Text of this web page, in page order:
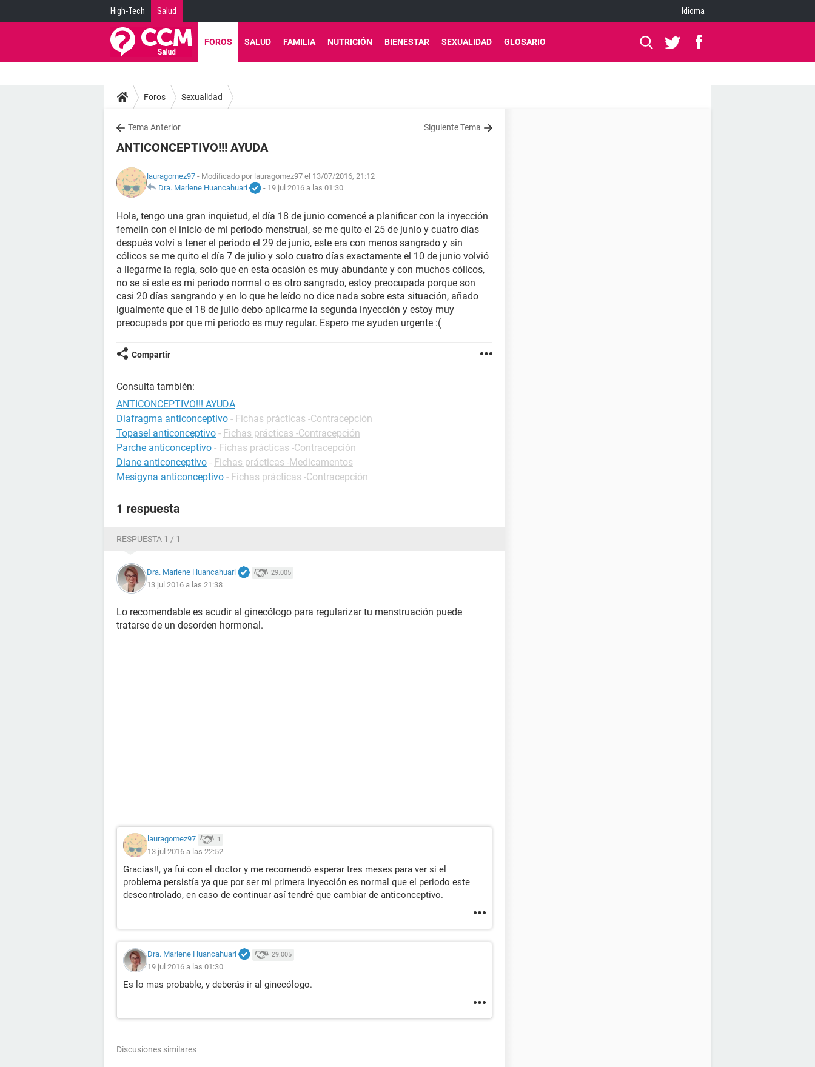
High-Tech Salud Idioma
FOROS SALUD FAMILIA NUTRICIÓN BIENESTAR SEXUALIDAD GLOSARIO
Foros Sexualidad
Tema Anterior Siguiente Tema
ANTICONCEPTIVO!!! AYUDA
lauragomez97 - Modificado por lauragomez97 el 13/07/2016, 21:12
Dra. Marlene Huancahuari
- 19 jul 2016 a las 01:30
Hola, tengo una gran inquietud, el día 18 de junio comencé a planificar con la inyección
femelin con el inicio de mi periodo menstrual, se me quito el 25 de junio y cuatro días
después volví a tener el periodo el 29 de junio, este era con menos sangrado y sin
cólicos se me quito el día 7 de julio y solo cuatro días exactamente el 10 de junio volvió
a llegarme la regla, solo que en esta ocasión es muy abundante y con muchos cólicos,
no se si este es mi periodo normal o es otro sangrado, estoy preocupada porque son
casi 20 días sangrando y en lo que he leído no dice nada sobre esta situación, añado
igualmente que el 18 de julio debo aplicarme la segunda inyección y estoy muy
preocupada por que mi periodo es muy regular. Espero me ayuden urgente :(
Compartir
Consulta también:
ANTICONCEPTIVO!!! AYUDA
Diafragma anticonceptivo - Fichas prácticas -Contracepción
Topasel anticonceptivo - Fichas prácticas -Contracepción
Parche anticonceptivo - Fichas prácticas -Contracepción
Diane anticonceptivo - Fichas prácticas -Medicamentos
Mesigyna anticonceptivo - Fichas prácticas -Contracepción
1 respuesta
RESPUESTA 1 / 1
Dra. Marlene Huancahuari 29.005
13 jul 2016 a las 21:38
Lo recomendable es acudir al ginecólogo para regularizar tu menstruación puede
tratarse de un desorden hormonal.
lauragomez97 1
13 jul 2016 a las 22:52
Gracias!!, ya fui con el doctor y me recomendó esperar tres meses para ver si el
problema persistía ya que por ser mi primera inyección es normal que el periodo este
descontrolado, en caso de continuar así tendré que cambiar de anticonceptivo.
Dra. Marlene Huancahuari 29.005
19 jul 2016 a las 01:30
Es lo mas probable, y deberás ir al ginecólogo.
Discusiones similares